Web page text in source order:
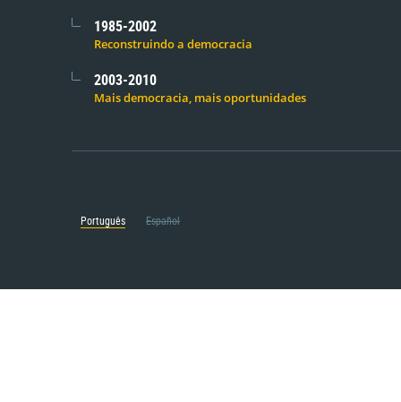
1985-2002
Reconstruindo a democracia
2003-2010
Mais democracia, mais oportunidades
Português Español